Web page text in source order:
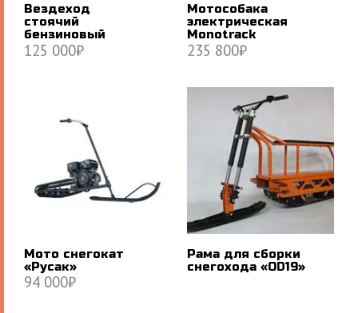
Вездеход
стоячий
бензиновый
125 000₽
Мотособака
электрическая
Monotrack
235 800₽
Мото снегокат
«Русак»
94 000₽
Рама для сборки
снегохода «OD19»